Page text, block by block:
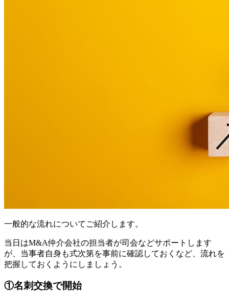
一般的な流れについてご紹介します。
当日はM&A仲介会社の担当者が司会などサポートします
が、当事者自身も式次第を事前に確認しておくなど、流れを
把握しておくようにしましょう。
①名刺交換で開始